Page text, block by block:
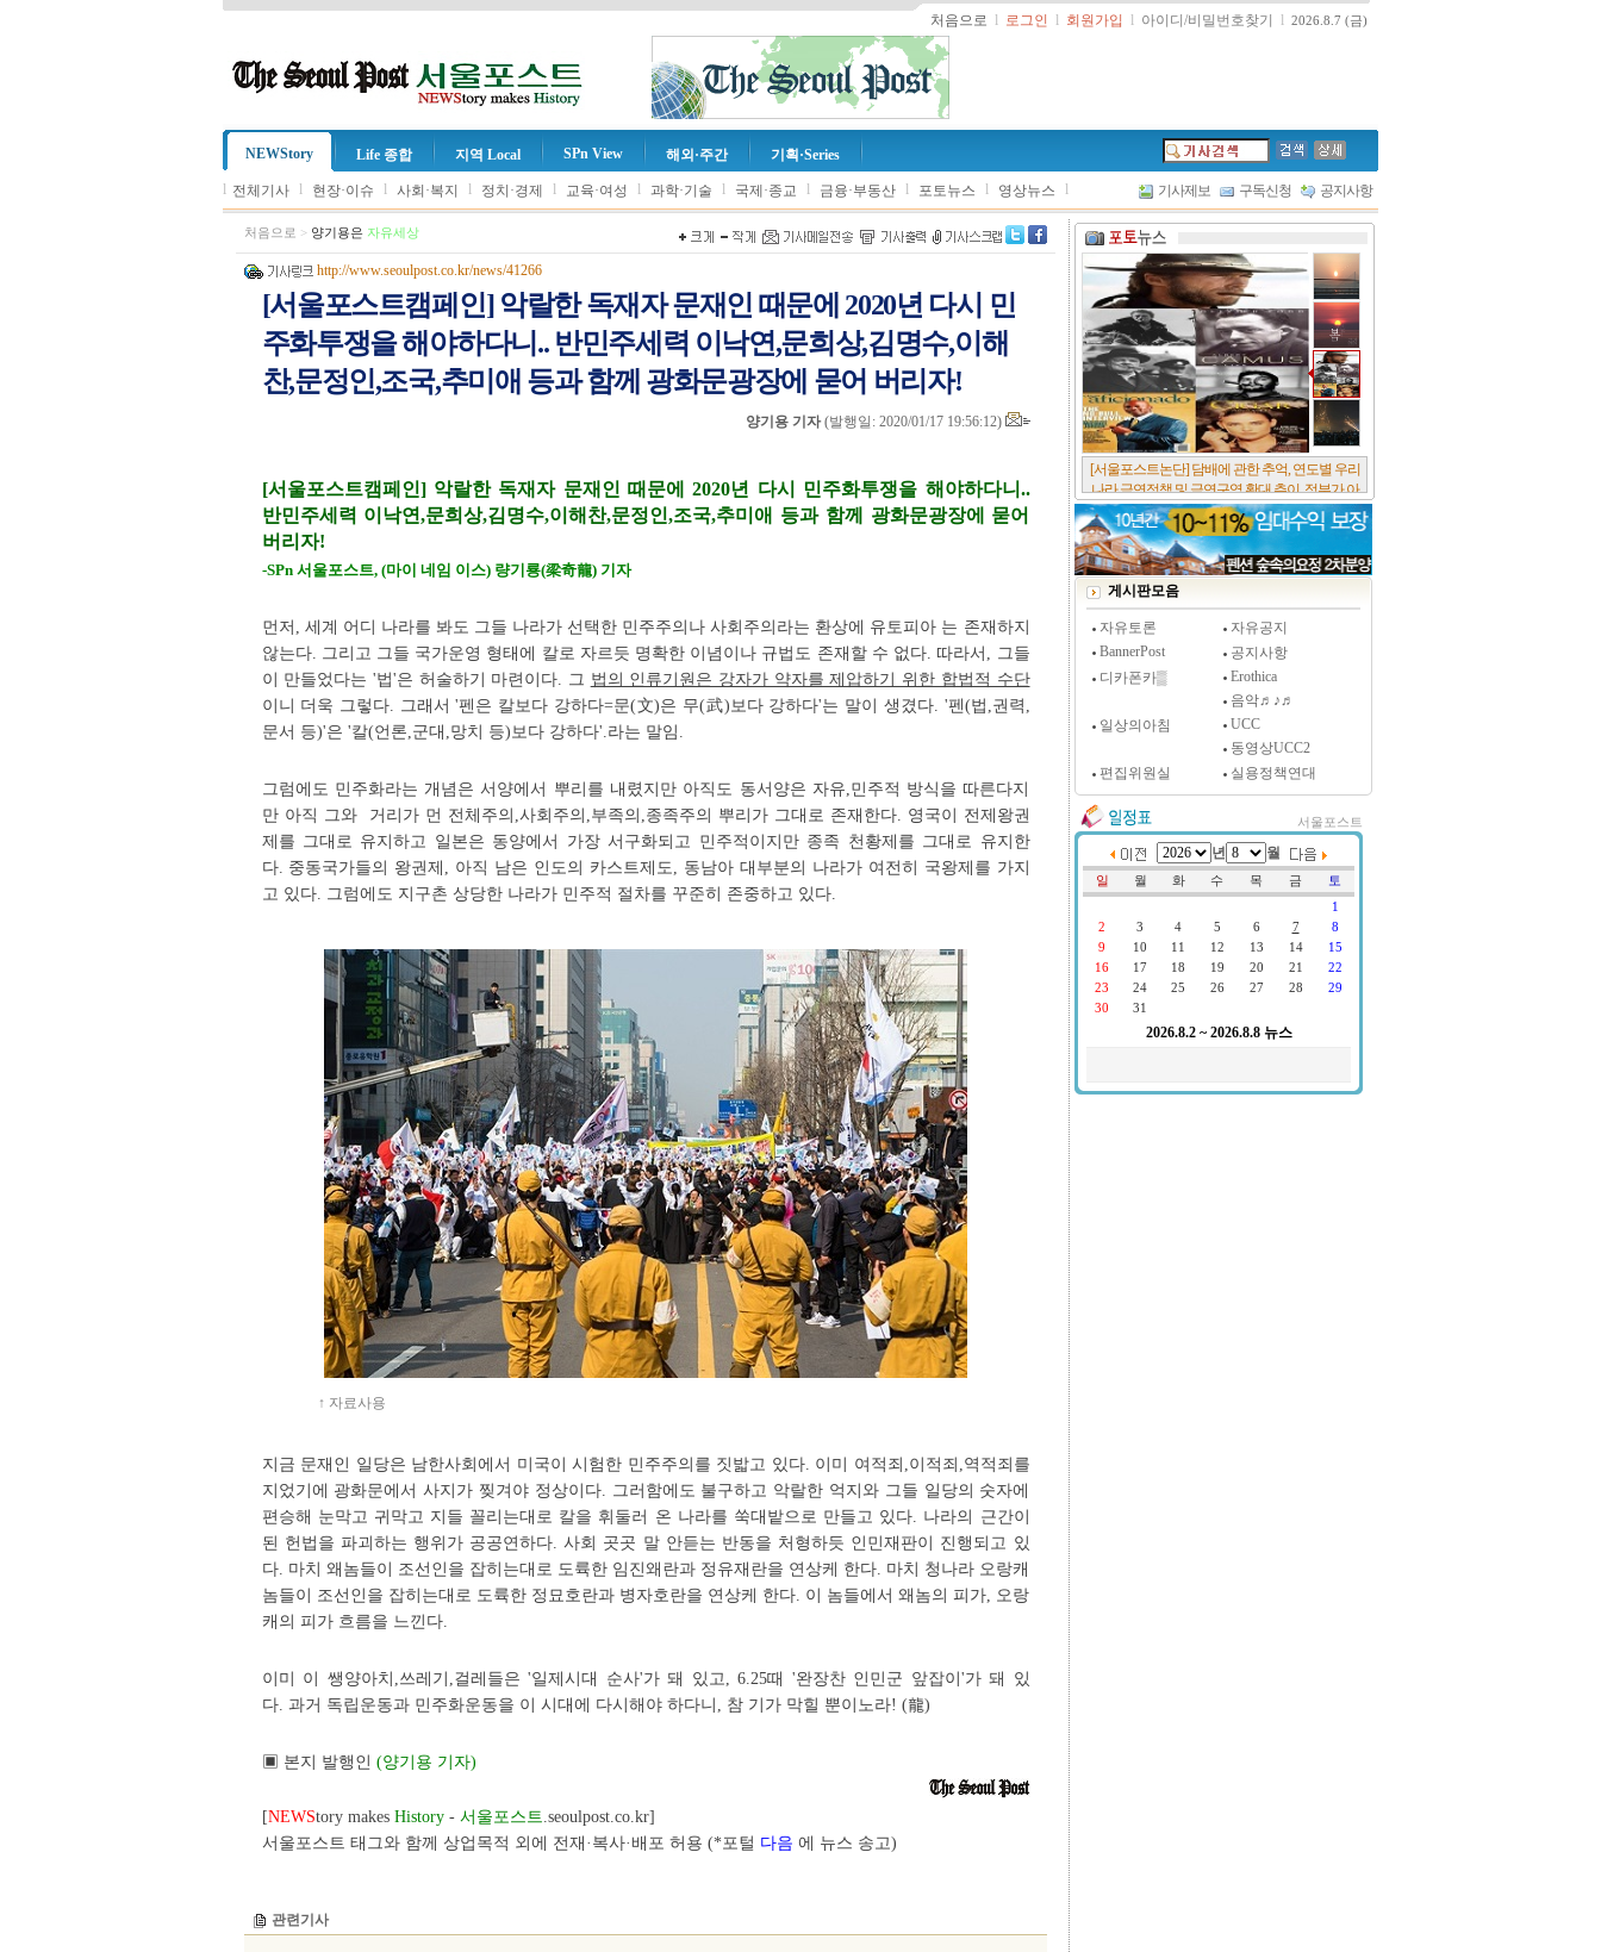
처음으로 l 로그인 l 회원가입 l 아이디/비밀번호찾기 l 2026.8.7 (금)
NEWStory Life 종합 지역 Local SPn View 해외·주간 기획·Series
l 전체기사 l 현장·이슈 l 사회·복지 l 정치·경제 l 교육·여성 l 과학·기술 l 국제·종교 l 금융·부동산 l 포토뉴스 l 영상뉴스 l 기사제보 구독신청 공지사항
처음으로 > 양기용은 자유세상
http://www.seoulpost.co.kr/news/41266
[서울포스트캠페인] 악랄한 독재자 문재인 때문에 2020년 다시 민
주화투쟁을 해야하다니.. 반민주세력 이낙연,문희상,김명수,이해
찬,문정인,조국,추미애 등과 함께 광화문광장에 묻어 버리자!
양기용 기자(발행일: 2020/01/17 19:56:12)
[서울포스트캠페인] 악랄한 독재자 문재인 때문에 2020년 다시 민주화투쟁을 해야하다니..
반민주세력 이낙연,문희상,김명수,이해찬,문정인,조국,추미애 등과 함께 광화문광장에 묻어
버리자!
-SPn 서울포스트, (마이 네임 이스) 량기룡(梁奇龍) 기자
먼저, 세계 어디 나라를 봐도 그들 나라가 선택한 민주주의나 사회주의라는 환상에 유토피아 는 존재하지
않는다. 그리고 그들 국가운영 형태에 칼로 자르듯 명확한 이념이나 규법도 존재할 수 없다. 따라서, 그들
이 만들었다는 '법'은 허술하기 마련이다. 그 법의 인류기원은 강자가 약자를 제압하기 위한 합법적 수단
이니 더욱 그렇다. 그래서 '펜은 칼보다 강하다=문(文)은 무(武)보다 강하다'는 말이 생겼다. '펜(법,권력,
문서 등)'은 '칼(언론,군대,망치 등)보다 강하다'.라는 말임.
그럼에도 민주화라는 개념은 서양에서 뿌리를 내렸지만 아직도 동서양은 자유,민주적 방식을 따른다지
만 아직 그와 거리가 먼 전체주의,사회주의,부족의,종족주의 뿌리가 그대로 존재한다. 영국이 전제왕권
제를 그대로 유지하고 일본은 동양에서 가장 서구화되고 민주적이지만 종족 천황제를 그대로 유지한
다. 중동국가들의 왕권제, 아직 남은 인도의 카스트제도, 동남아 대부분의 나라가 여전히 국왕제를 가지
고 있다. 그럼에도 지구촌 상당한 나라가 민주적 절차를 꾸준히 존중하고 있다.
↑ 자료사용
지금 문재인 일당은 남한사회에서 미국이 시험한 민주주의를 짓밟고 있다. 이미 여적죄,이적죄,역적죄를
지었기에 광화문에서 사지가 찢겨야 정상이다. 그러함에도 불구하고 악랄한 억지와 그들 일당의 숫자에
편승해 눈막고 귀막고 지들 꼴리는대로 칼을 휘둘러 온 나라를 쑥대밭으로 만들고 있다. 나라의 근간이
된 헌법을 파괴하는 행위가 공공연하다. 사회 곳곳 말 안듣는 반동을 처형하듯 인민재판이 진행되고 있
다. 마치 왜놈들이 조선인을 잡히는대로 도륙한 임진왜란과 정유재란을 연상케 한다. 마치 청나라 오랑캐
놈들이 조선인을 잡히는대로 도륙한 정묘호란과 병자호란을 연상케 한다. 이 놈들에서 왜놈의 피가, 오랑
캐의 피가 흐름을 느낀다.
이미 이 쌩양아치,쓰레기,걸레들은 '일제시대 순사'가 돼 있고, 6.25때 '완장찬 인민군 앞잡이'가 돼 있
다. 과거 독립운동과 민주화운동을 이 시대에 다시해야 하다니, 참 기가 막힐 뿐이노라! (龍)
▣ 본지 발행인 (양기용 기자)
[NEWStory makes History- 서울포스트.seoulpost.co.kr]
서울포스트 태그와 함께 상업목적 외에 전재·복사·배포 허용 (*포털 다음 에 뉴스 송고)
관련기사
[서울포스트논단] 담배에 관한 추억, 연도별 우리
나라 금연정책 및 금연구역 확대 추이, 정부가 아
무리 더 해롭다고 사기를 쳐대도 피워 본 사람은
다 안다, 전자담배시장은 10년새 폭발적 증가세..
[시사저널 인터뷰] 윤방부 연세대 의대 명예교수,
"골초에게 전자담배를 허하라"
게시판모음
자유토론
자유공지
BannerPost
공지사항
디카폰카▒
Erothica
음악♬♪♬
일상의아침
UCC
동영상UCC2
편집위원실
실용정책연대
서울포스트